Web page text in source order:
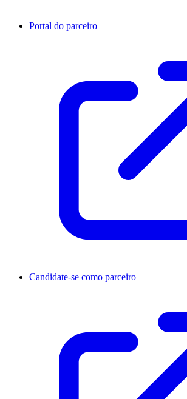
Portal do parceiro
Candidate-se como parceiro